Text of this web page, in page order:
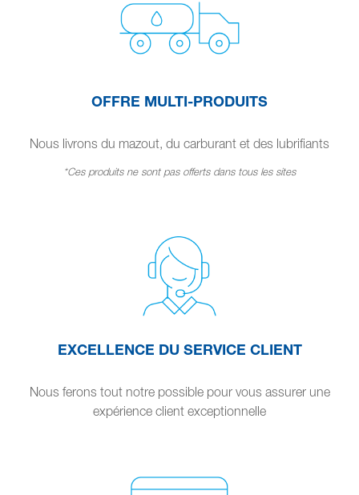
OFFRE MULTI-PRODUITS
Nous livrons du mazout, du carburant et des lubrifiants
*Ces produits ne sont pas offerts dans tous les sites
EXCELLENCE DU SERVICE CLIENT
Nous ferons tout notre possible pour vous assurer une
expérience client exceptionnelle